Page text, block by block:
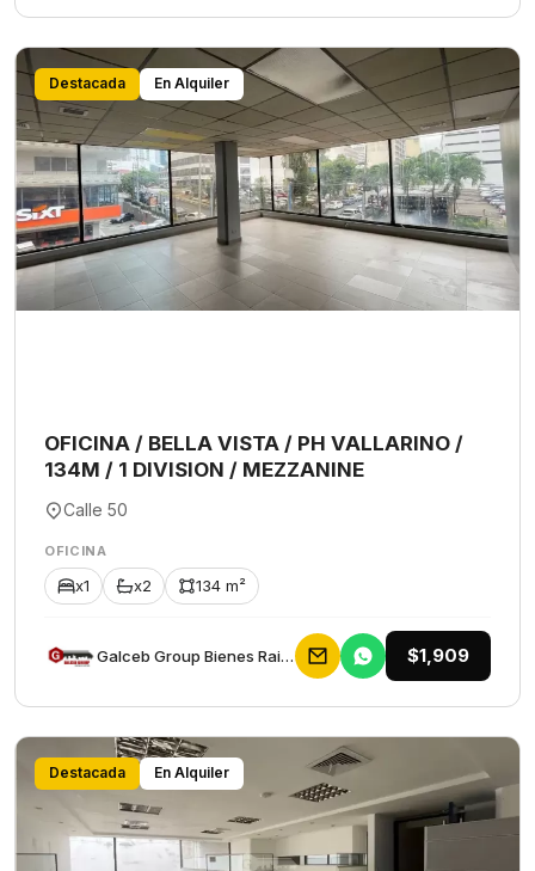
Destacada En Alquiler
OFICINA / BELLA VISTA / PH VALLARINO /
134M / 1 DIVISION / MEZZANINE
Calle 50
OFICINA
x1 x2 134 m²
Galceb Group Bienes Raices $1,909
Destacada En Alquiler